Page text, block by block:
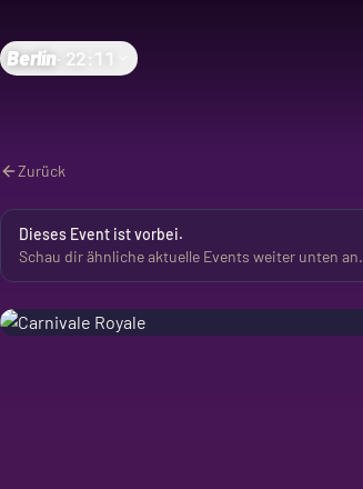
Berlin 22:11
Zurück
Dieses Event ist vorbei.
Schau dir ähnliche aktuelle Events weiter unten an.